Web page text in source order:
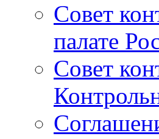
Совет
палате
Совет